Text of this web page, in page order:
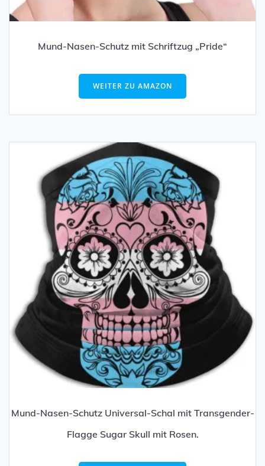
Mund-Nasen-Schutz mit Schriftzug „Pride“
WEITER ZU AMAZON
Mund-Nasen-Schutz Universal-Schal mit Transgender-
Flagge Sugar Skull mit Rosen.